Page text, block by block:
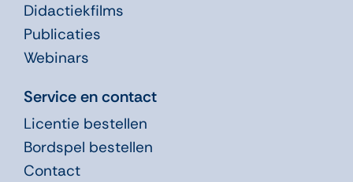
Didactiekfilms
Publicaties
Webinars
Service en contact
Licentie bestellen
Bordspel bestellen
Contact